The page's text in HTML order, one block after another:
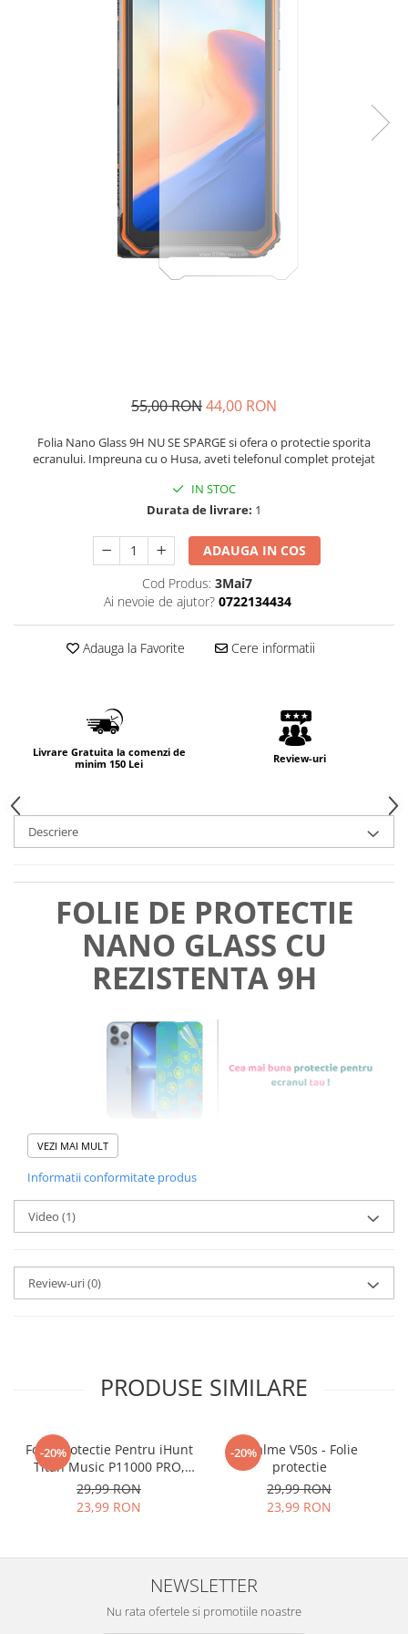
55,00 RON44,00 RON
Folia Nano Glass 9H NU SE SPARGE si ofera o protectie sporita
ecranului. Impreuna cu o Husa, aveti telefonul complet protejat
IN STOC
Durata de livrare: 1
ADAUGA IN COS
Cod Produs: 3Mai7
Ai nevoie de ajutor? 0722134434
Adauga la Favorite Cere informatii
Livrare Gratuita la comenzi de
minim 150 Lei
Review-uri
Descriere
FOLIE DE PROTECTIE
NANO GLASS CU
REZISTENTA 9H
Foliile noastre sunt
tu.
Materialul folosit in
esteNano Glass flexibil.
AcestagaranteazacaNU SE
SPARGE in mii de cioburi
ascutite si periculoase.
zgarieturi si spargere, ci si
INTARESTE ecranul!
Folia avand rezistenta 9H la
VEZI MAI MULT
Informatii conformitate produs
Video (1)
Review-uri(0)
PRODUSE SIMILARE
-20%
Folie Protectie Pentru iHunt
Titan Music P11000 PRO,
VDOO
29,99 RON
23,99 RON
-20%
Realme V50s - Folie
protectie
29,99 RON
23,99 RON
NEWSLETTER
Nu rata ofertele si promotiile noastre